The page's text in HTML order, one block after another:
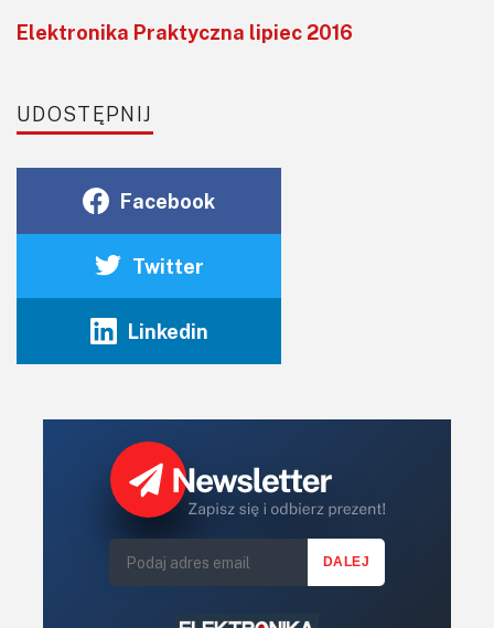
LED.
szyny danych od szyny rozkazów dla interfejsu
Możliwość wyposażenia w opcjonalny
Taśma podłączeniowa typu ZIF 50 pinów (raster 0,5
mm).
Napięcie zasilające 2,5…3,3 V.
Wyświetlacz RVT28AETNWN00 doskonale spełnia nasze
wymagania, a dodatkowo zastosowany w nim sterownik
ILI9341 ułatwia wykonanie oprogramowania sterującego.
Elektronika Praktyczna lipiec 2016
UDOSTĘPNIJ
Facebook
Twitter
Linkedin